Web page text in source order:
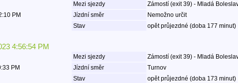
Mezi sjezdy
Zámostí (exit 39) - Mladá
PM Jízdní směr
Nemožno určit
Stav opět průjezdné (doba 177 minut)
4:56:54 PM
Mezi sjezdy
Zámostí (exit 39) - Mladá
PM Jízdní směr
Turnov
Stav opět průjezdné (doba 173 minut)